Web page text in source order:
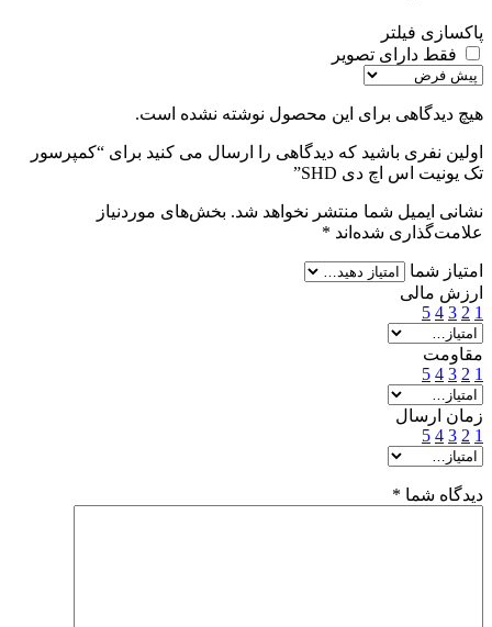
پاکسازی فیلتر
فقط دارای تصویر
هیچ دیدگاهی برای این محصول نوشته نشده است.
اولین نفری باشید که دیدگاهی را ارسال می کنید برای “کمپرسور
تک یونیت اس اچ دی SHD”
نشانی ایمیل شما منتشر نخواهد شد. بخش‌های موردنیاز
علامت‌گذاری شده‌اند *
امتیاز شما
ارزش مالی
1
2
3
4
5
مقاومت
1
2
3
4
5
زمان ارسال
1
2
3
4
5
دیدگاه شما *